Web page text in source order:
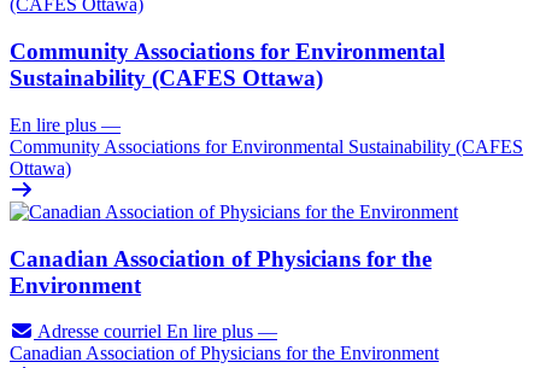
Community Associations for Environmental
Sustainability (CAFES Ottawa)
En lire plus —
Community Associations for Environmental Sustainability (CAFES
Ottawa)
Canadian Association of Physicians for the
Environment
Adresse courriel En lire plus —
Canadian Association of Physicians for the Environment